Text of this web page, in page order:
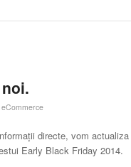
eCommerce
directe, vom
Early Black Friday 2014.